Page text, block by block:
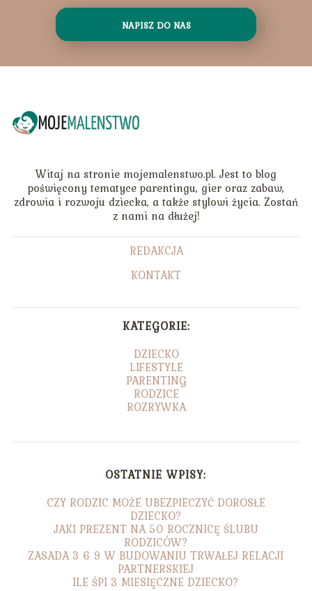
NAPISZ DO NAS
Witaj na stronie mojemalenstwo.pl. Jest to blog
poświęcony tematyce parentingu, gier oraz zabaw,
zdrowia i rozwoju dziecka, a także stylowi życia. Zostań
z nami na dłużej!
REDAKCJA
KONTAKT
KATEGORIE:
DZIECKO
LIFESTYLE
PARENTING
RODZICE
ROZRYWKA
OSTATNIE WPISY:
CZY RODZIC MOŻE UBEZPIECZYĆ DOROSŁE
DZIECKO?
JAKI PREZENT NA 50 ROCZNICĘ ŚLUBU
RODZICÓW?
ZASADA 3 6 9 W BUDOWANIU TRWAŁEJ RELACJI
PARTNERSKIEJ
ILE ŚPI 3 MIESIĘCZNE DZIECKO?